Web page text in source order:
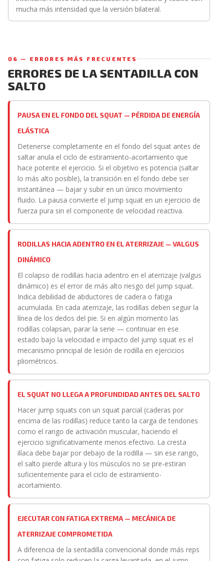
mucha más intensidad que la versión bilateral.
06 — ERRORES MÁS FRECUENTES
ERRORES DE LA SENTADILLA CON
SALTO
PAUSA EN EL FONDO DEL SQUAT — PÉRDIDA DE ENERGÍA
ELÁSTICA
Detenerse completamente en el fondo del squat antes de
saltar anula el ciclo de estiramiento-acortamiento que
hace potente el ejercicio. Si el objetivo es potencia (saltar
lo más alto posible), la transición en el fondo debe ser
instantánea — bajar y subir en un único movimiento
fluido. La pausa convierte el jump squat en un ejercicio de
fuerza pura sin el componente de velocidad reactiva.
RODILLAS HACIA ADENTRO EN EL ATERRIZAJE — VALGUS
DINÁMICO
El colapso de rodillas hacia adentro en el aterrizaje (valgus
dinámico) es el error de más alto riesgo del jump squat.
Indica debilidad de abductores de cadera o fatiga
acumulada. En cada aterrizaje, las rodillas deben seguir la
línea de los dedos del pie. Si en algún momento las
rodillas colapsan, parar la serie — continuar en ese
estado bajo la velocidad e impacto del jump squat es el
mecanismo principal de lesión de rodilla en ejercicios
pliométricos.
EL SQUAT NO LLEGA A PROFUNDIDAD ANTES DEL SALTO
Hacer jump squats con un squat parcial (caderas por
encima de las rodillas) reduce tanto la carga de tendones
como el rango de activación muscular, haciendo el
ejercicio significativamente menos efectivo. La cresta
ilíaca debe bajar por debajo de la rodilla — sin ese rango,
el salto pierde altura y los músculos no se pre-estiran
suficientemente para el ciclo de estiramiento-
acortamiento.
EJECUTAR CON FATIGA EXTREMA — MECÁNICA DE
ATERRIZAJE COMPROMETIDA
A diferencia de la sentadilla convencional donde más reps